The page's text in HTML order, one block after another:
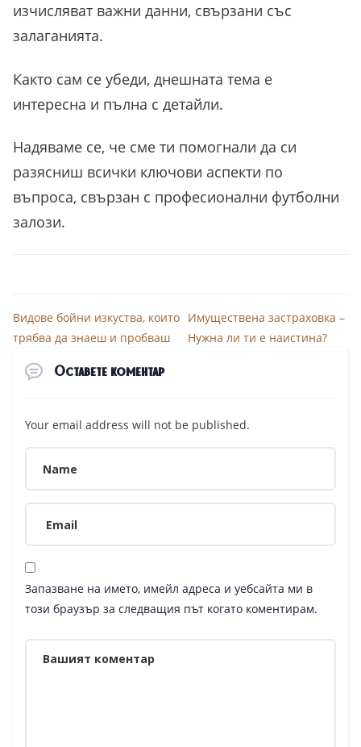
изчисляват важни данни, свързани със
залаганията.
Както сам се убеди, днешната тема е
интересна и пълна с детайли.
Надяваме се, че сме ти помогнали да си
разясниш всички ключови аспекти по
въпроса, свързан с професионални футболни
залози.
Видове бойни изкуства, които
трябва да знаеш и пробваш
Имуществена застраховка –
Нужна ли ти е наистина?
Оставете коментар
Your email address will not be published.
Запазване на името, имейл адреса и уебсайта ми в
този браузър за следващия път когато коментирам.